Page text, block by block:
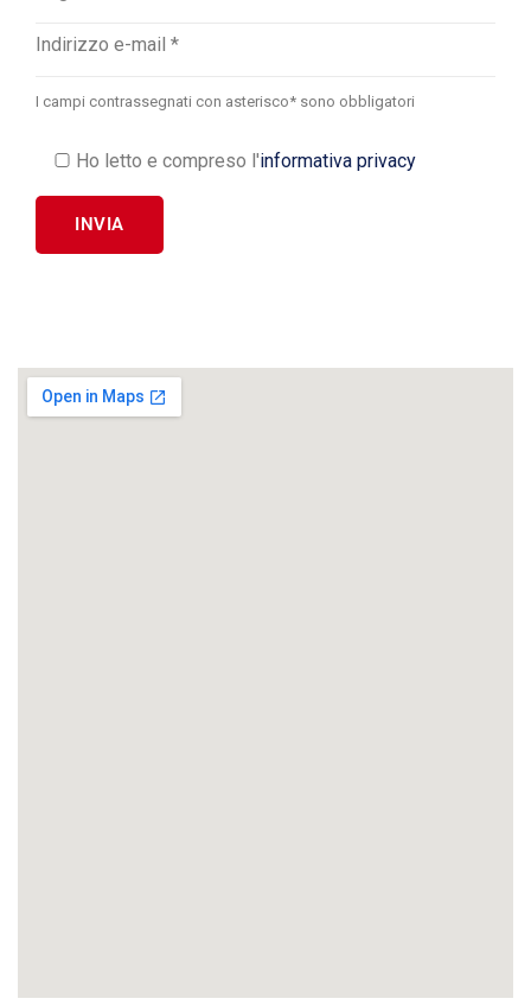
I campi contrassegnati con asterisco* sono obbligatori
Ho letto e compreso l'informativa privacy